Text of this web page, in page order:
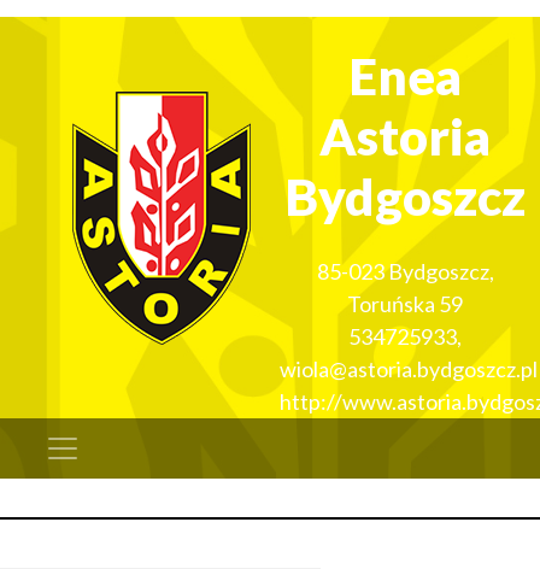
Enea
Astoria
Bydgoszcz
85-023 Bydgoszcz,
Toruńska 59
534725933,
wiola@astoria.bydgoszcz.pl
http://